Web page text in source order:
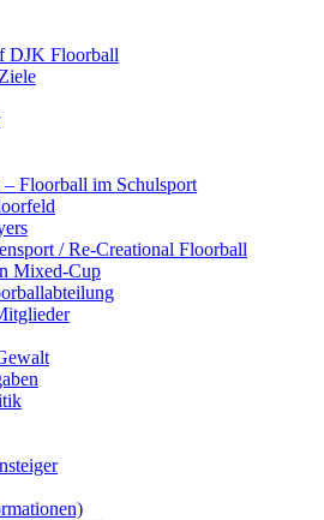
DJK Floorball
– Floorball im Schulsport
/ Re-Creational Floorball
Mixed-Cup